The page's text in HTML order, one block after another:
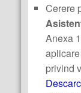
Cerere
Anexa
privind